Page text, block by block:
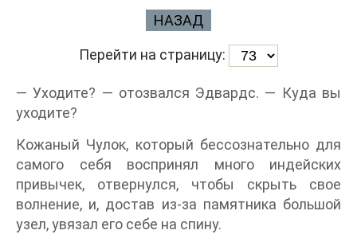
НАЗАД
Перейти на страницу:
— Уходите? — отозвался Эдвардс. — Куда вы
уходите?
Кожаный Чулок, который бессознательно для
самого себя воспринял много индейских
привычек, отвернулся, чтобы скрыть свое
волнение, и, достав из-за памятника большой
узел, увязал его себе на спину.